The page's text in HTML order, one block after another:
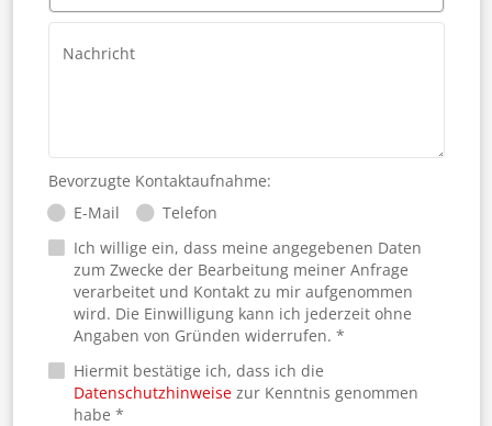
Nachricht
Bevorzugte Kontaktaufnahme:
E-Mail
Telefon
Ich willige ein, dass meine angegebenen Daten
zum Zwecke der Bearbeitung meiner Anfrage
verarbeitet und Kontakt zu mir aufgenommen
wird. Die Einwilligung kann ich jederzeit ohne
Angaben von Gründen widerrufen. *
Hiermit bestätige ich, dass ich die
Datenschutzhinweisezur Kenntnis genommen
habe *